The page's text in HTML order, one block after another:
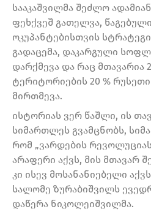
სააკაშვილმა შეძლო
ფეხქვეშ გათელვა,
ოკუპანტებისთვის
გადაცემა, დაკარგული
დარქმევა და რაც მთავარია
ტერიტორიების 20 %
მირთმევა.
ისტორიას ვერ წაშლი, ის
სიმართლეს გვამცნობს,
რომ „ვარდების
არაფერი აქვს, მის მთავარ
კი ისევ მოსანანიებელი
სალომე ზურაბიშვილს
დაწერა ნიკოლეიშვილმა.